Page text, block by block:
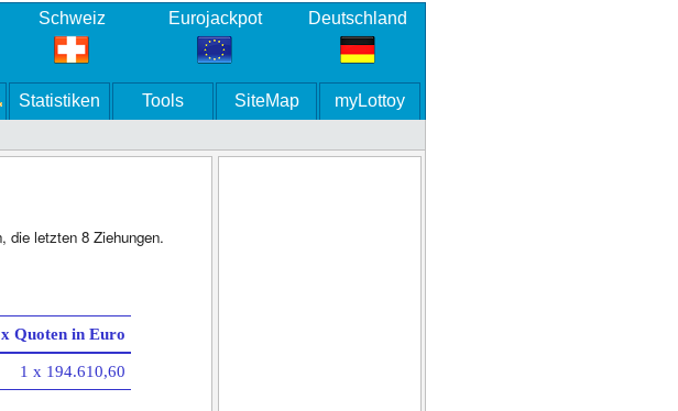
Schweiz Eurojackpot Deutschland
Statistiken Tools SiteMap
myLottoy
die letzten 8 Ziehungen.
Quoten in Euro
1 x 194.610,60